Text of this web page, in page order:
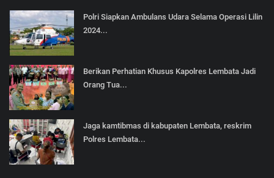
Polri Siapkan Ambulans Udara Selama Operasi Lilin
2024...
Berikan Perhatian Khusus Kapolres Lembata Jadi
Orang Tua...
Jaga kamtibmas di kabupaten Lembata, reskrim
Polres Lembata...